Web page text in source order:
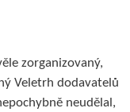
zorganizovaný,
Veletrh dodavatelů
neudělal,